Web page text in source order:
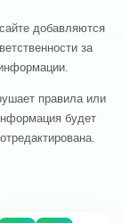
добавляются
за
правила или
будет